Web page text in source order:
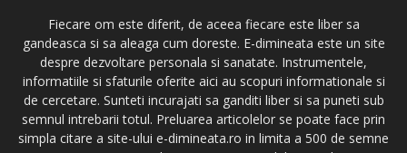
Fiecare om este diferit, de aceea fiecare este liber sa
gandeasca si sa aleaga cum doreste. E-dimineata este un site
despre dezvoltare personala si sanatate. Instrumentele,
informatiile si sfaturile oferite aici au scopuri informationale si
de cercetare. Sunteti incurajati sa ganditi liber si sa puneti sub
semnul intrebarii totul. Preluarea articolelor se poate face prin
simpla citare a site-ului e-dimineata.ro in limita a 500 de semne